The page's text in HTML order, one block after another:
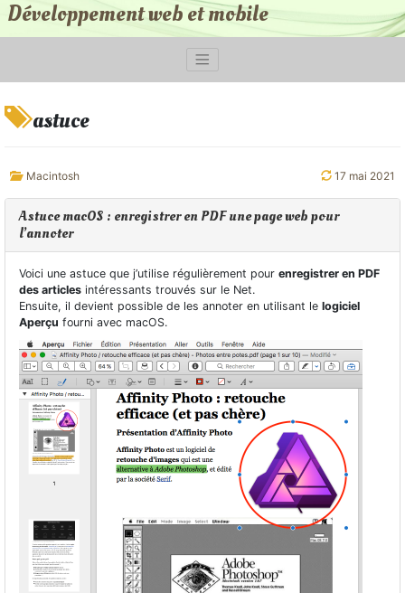
Développement web et mobile
astuce
Macintosh 17 mai 2021
Astuce macOS : enregistrer en PDF une page web pour
l’annoter
Voici une astuce que j’utilise régulièrement pour enregistrer en PDF
des articles intéressants trouvés sur le Net.
Ensuite, il devient possible de les annoter en utilisant le logiciel
Aperçu fourni avec macOS.